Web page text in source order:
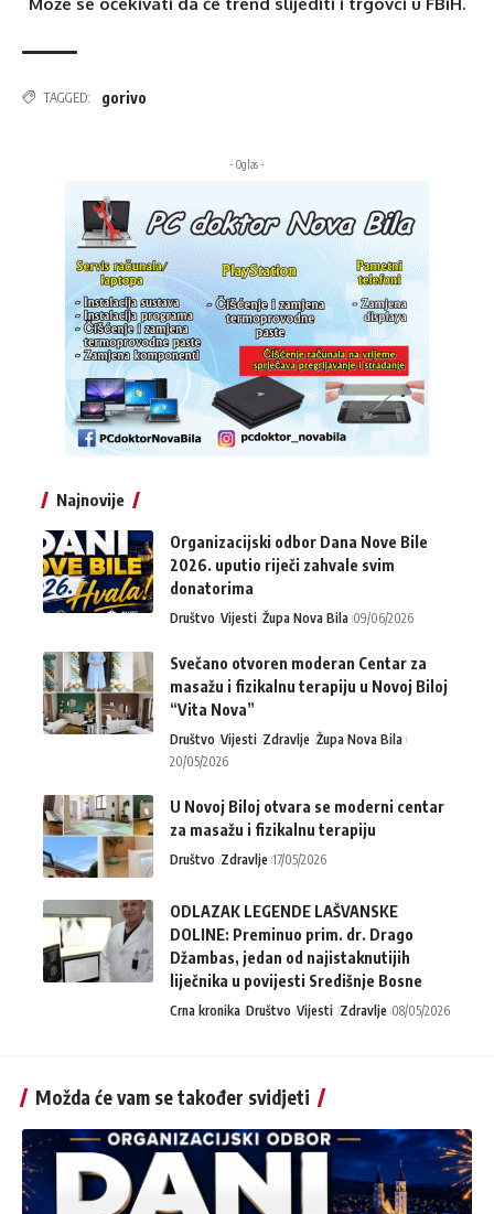
TAGGED: gorivo
- Oglas -
Najnovije
Organizacijski odbor Dana Nove Bile
2026. uputio riječi zahvale svim
donatorima
Društvo Vijesti Župa Nova Bila 09/06/2026
Svečano otvoren moderan Centar za
masažu i fizikalnu terapiju u Novoj Biloj
“Vita Nova”
Društvo Vijesti Zdravlje Župa Nova Bila
20/05/2026
U Novoj Biloj otvara se moderni centar
za masažu i fizikalnu terapiju
Društvo Zdravlje 17/05/2026
ODLAZAK LEGENDE LAŠVANSKE
DOLINE: Preminuo prim. dr. Drago
Džambas, jedan od najistaknutijih
liječnika u povijesti Središnje Bosne
Crna kronika Društvo Vijesti Zdravlje 08/05/2026
Možda će vam se također svidjeti